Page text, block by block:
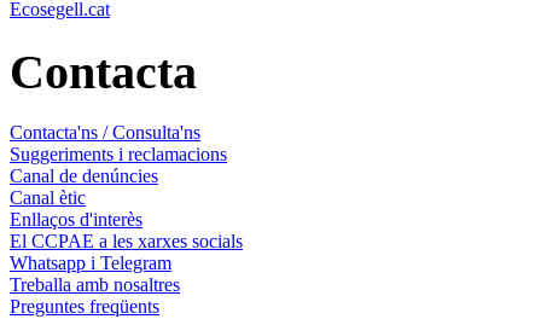
Ecosegell.cat
Contacta
Contacta'ns / Consulta'ns
Suggeriments i reclamacions
Canal de denúncies
Canal ètic
Enllaços d'interès
El CCPAE a les xarxes socials
Whatsapp i Telegram
Treballa amb nosaltres
Preguntes freqüents